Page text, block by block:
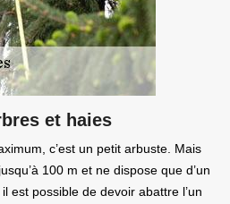
et haies
c’est un petit arbuste. Mais
100 m et ne dispose que d’un
est possible de devoir abattre l’un